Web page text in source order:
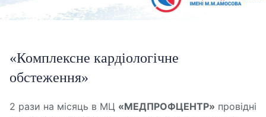
«Комплексне кардіологічне
обстеження»
2 рази на місяць в МЦ «МЕДПРОФЦЕНТР» провідні